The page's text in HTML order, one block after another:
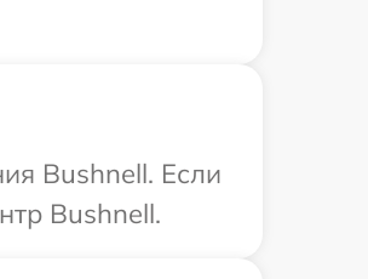
Bushnell. Если
Bushnell.